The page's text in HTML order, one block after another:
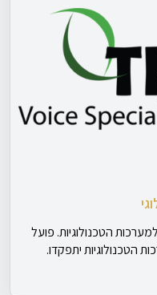
הטכנולוגיות. פועל
הטכנולוגיות יתפקדו.